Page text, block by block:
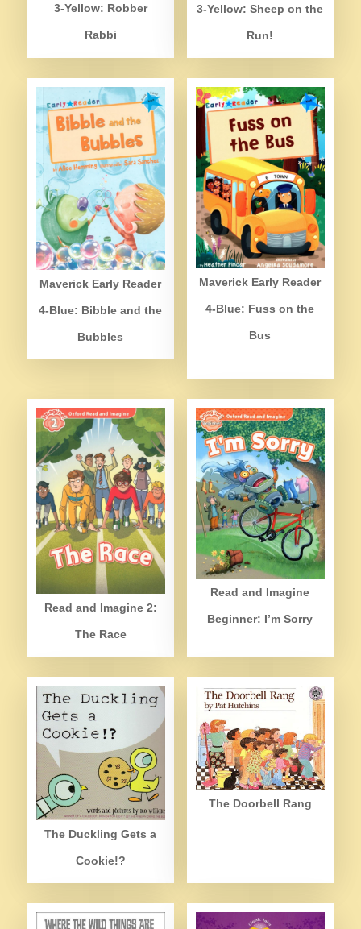
3-Yellow: Robber
Rabbi
3-Yellow: Sheep on the
Run!
Maverick Early Reader
4-Blue: Bibble and the
Bubbles
Maverick Early Reader
4-Blue: Fuss on the
Bus
Read and Imagine 2:
The Race
Read and Imagine
Beginner: I’m Sorry
The Duckling Gets a
Cookie!?
The Doorbell Rang